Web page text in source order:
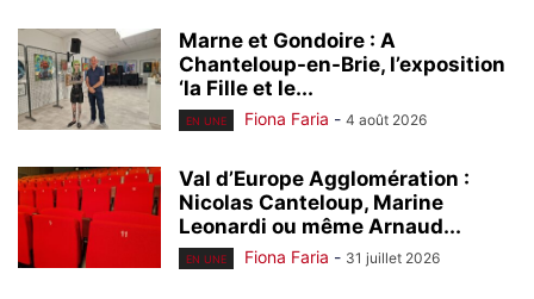
Marne et Gondoire : A
Chanteloup-en-Brie, l’exposition
‘la Fille et le...
EN UNE Fiona Faria - 4 août 2026
Val d’Europe Agglomération :
Nicolas Canteloup, Marine
Leonardi ou même Arnaud...
EN UNE Fiona Faria - 31 juillet 2026